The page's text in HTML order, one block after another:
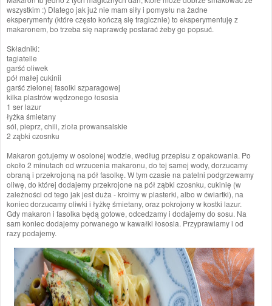
wszystkim :) Dlatego jak już nie mam siły i pomysłu na żadne
eksperymenty (które często kończą się tragicznie) to eksperymentuję z
makaronem, bo trzeba się naprawdę postarać żeby go popsuć.
Składniki:
tagiatelle
garść oliwek
pół małej cukinii
garść zielonej fasolki szparagowej
kilka plastrów wędzonego łososia
1 ser lazur
łyżka śmietany
sól, pieprz, chili, zioła prowansalskie
2 ząbki czosnku
Makaron gotujemy w osolonej wodzie, według przepisu z opakowania. Po
około 2 minutach od wrzucenia makaronu, do tej samej wody, dorzucamy
obraną i przekrojoną na pół fasolkę. W tym czasie na patelni podgrzewamy
oliwę, do której dodajemy przekrojone na pół ząbki czosnku, cukinię (w
zależności od tego jak jest duża - kroimy w plasterki, albo w ćwiartki), na
koniec dorzucamy oliwki i łyżkę śmietany, oraz pokrojony w kostki lazur.
Gdy makaron i fasolka będą gotowe, odcedzamy i dodajemy do sosu. Na
sam koniec dodajemy porwanego w kawałki łososia. Przyprawiamy i od
razy podajemy.